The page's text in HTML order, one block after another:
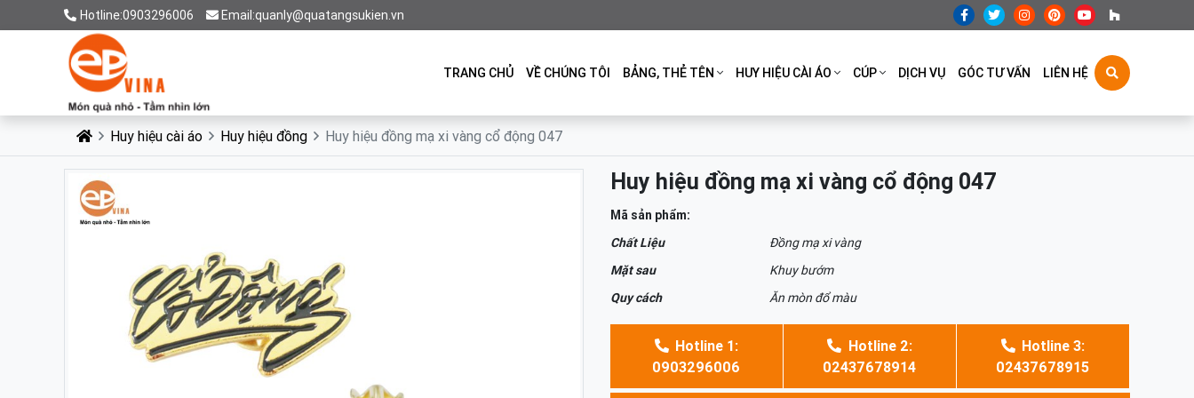
Hotline:0903296006 Email:quanly@quatangsukien.vn
TRANG CHỦ VỀ CHÚNG TÔI BẢNG, THẺ TÊN HUY HIỆU CÀI ÁO CÚP DỊCH VỤ GÓC TƯ VẤN LIÊN HỆ
Huy hiệu cài áo Huy hiệu đồng Huy hiệu đồng mạ xi vàng cổ động 047
Huy hiệu đồng mạ xi vàng cổ động 047
Mã sản phẩm:
Chất Liệu
Đồng mạ xi vàng
Mặt sau
Khuy bướm
Quy cách
Ăn mòn đổ màu
Hotline 1:
0903296006
Hotline 2:
02437678914
Hotline 3:
02437678915